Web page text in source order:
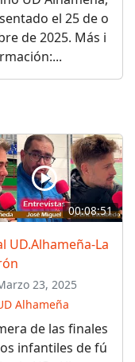
el 25 de o
de 2025. Más i
00:08:51
UD.Alhameña-La
23, 2025
Alhameña
de las finales
infantiles de fú